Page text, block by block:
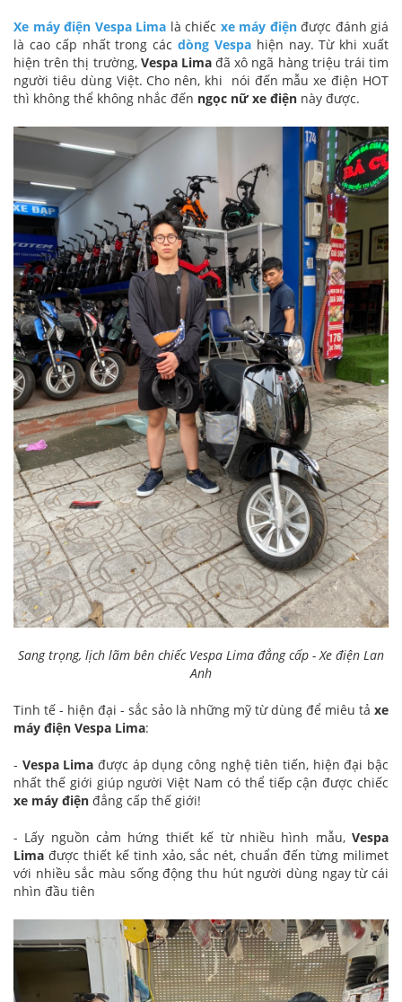
Xe máy điện Vespa Lima là chiếc xe máy điệnđược đánh giá
là cao cấp nhất trong các dòng Vespahiện nay. Từ khi xuất
hiện trên thị trường,Vespa Limađã xô ngã hàng triệu trái tim
người tiêu dùng Việt. Cho nên, khi nói đến mẫu xe điện HOT
thì không thể không nhắc đến ngọc nữ xe điện này được.
Sang trọng, lịch lãm bên chiếc Vespa Lima đẳng cấp - Xe điện Lan
Anh
Tinh tế - hiện đại - sắc sảo là những mỹ từ dùng để miêu tả xe
máy điện Vespa Lima:
- Vespa Lima được áp dụng công nghệ tiên tiến, hiện đại bậc
nhất thế giới giúp người Việt Nam có thể tiếp cận được chiếc
xe máy điện đẳng cấp thế giới!
- Lấy nguồn cảm hứng thiết kế từ nhiều hình mẫu, Vespa
Lima được thiết kế tinh xảo, sắc nét, chuẩn đến từng milimet
với nhiều sắc màu sống động thu hút người dùng ngay từ cái
nhìn đầu tiên